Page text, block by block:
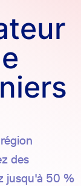
des
jusqu'à 50 %